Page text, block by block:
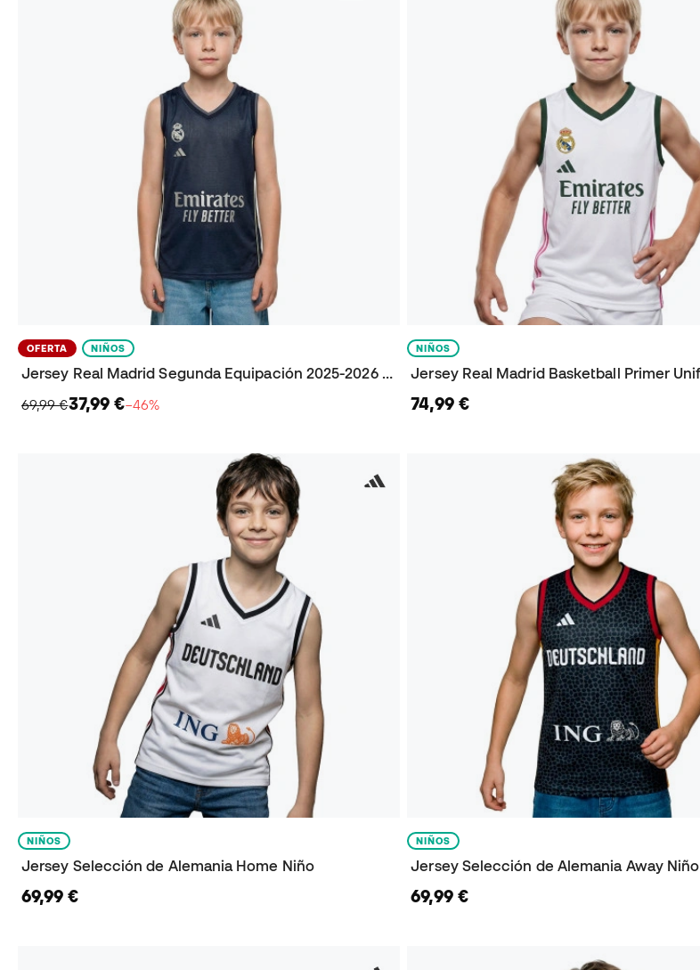
OFERTA NIÑOS
Jersey Real Madrid Segunda Equipación 2025-2026 Niño
69,99 €37,99 €−46%
NIÑOS
74,99 €
NIÑOS
Jersey Selección de Alemania Home Niño
69,99 €
NIÑOS
Jersey Selección de Alemania Away Niño
69,99 €